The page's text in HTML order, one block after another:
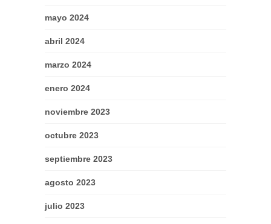
mayo 2024
abril 2024
marzo 2024
enero 2024
noviembre 2023
octubre 2023
septiembre 2023
agosto 2023
julio 2023